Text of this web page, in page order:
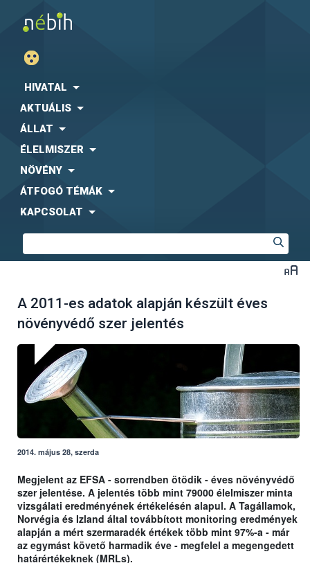
HIVATAL
AKTUÁLIS
ÁLLAT
ÉLELMISZER
NÖVÉNY
ÁTFOGÓ TÉMÁK
KAPCSOLAT
A 2011-es adatok alapján készült éves
növényvédő szer jelentés
2014. május 28, szerda
Megjelent az EFSA - sorrendben ötödik - éves növényvédő
szer jelentése. A jelentés több mint 79000 élelmiszer minta
vizsgálati eredményének értékelésén alapul. A Tagállamok,
Norvégia és Izland által továbbított monitoring eredmények
alapján a mért szermaradék értékek több mint 97%-a - már
az egymást követő harmadik éve - megfelel a megengedett
határértékeknek (MRLs).